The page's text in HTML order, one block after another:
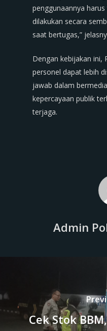
penggunaannya
dilakukan secara
saat bertugas,”
Dengan kebijakan ini,
personel dapat lebih
jawab dalam
kepercayaan publik
terjaga.
Admin
Cek Stok